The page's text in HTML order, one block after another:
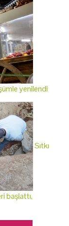
yenilendi
Sıtkı
başlattı,